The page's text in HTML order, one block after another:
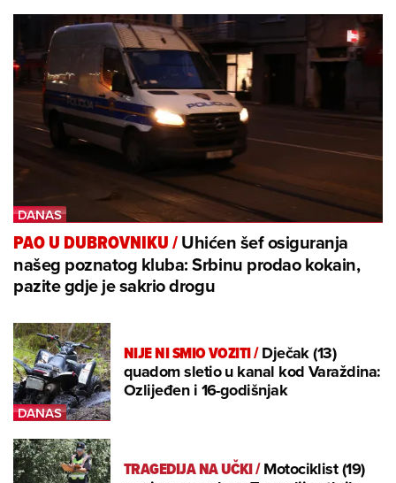
PAO U DUBROVNIKU/Uhićen šef osiguranja
našeg poznatog kluba: Srbinu prodao kokain,
pazite gdje je sakrio drogu
NIJE NI SMIO VOZITI/Dječak (13)
quadom sletio u kanal kod Varaždina:
Ozlijeđen i 16-godišnjak
TRAGEDIJA NA UČKI/Motociklist (19)